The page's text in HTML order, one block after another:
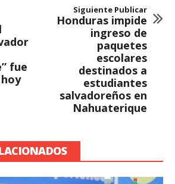
fue
Siguiente Publicar
Honduras impide
ingreso de
paquetes
escolares
destinados a
estudiantes
salvadoreños en
Nahuaterique